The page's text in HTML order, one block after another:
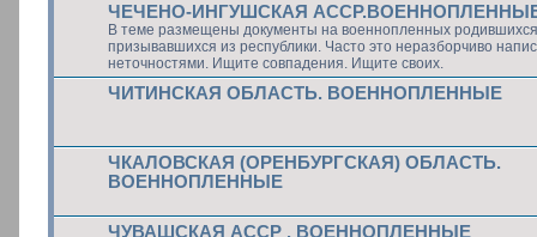
ЧЕЧЕНО-ИНГУШСКАЯ
В теме размещены документы на военнопленных
призывавшихся из республики. Часто это неразборчиво
неточностями. Ищите совпадения. Ищите своих.
ЧИТИНСКАЯ ОБЛАСТЬ. ВОЕННОПЛЕННЫЕ
ЧКАЛОВСКАЯ (ОРЕНБУРГСКАЯ) ОБЛАСТЬ.
ВОЕННОПЛЕННЫЕ
ЧУВАШСКАЯ АССР . ВОЕННОПЛЕННЫЕ